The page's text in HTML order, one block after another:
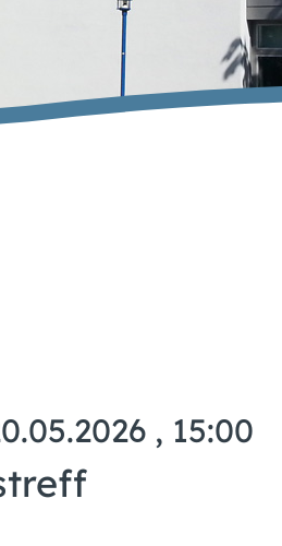
, 15:00